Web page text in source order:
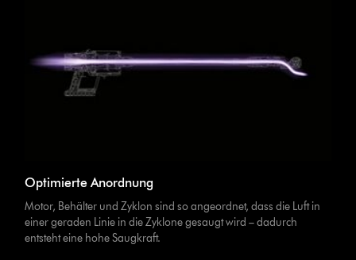
Optimierte Anordnung
Motor, Behälter und Zyklon sind so angeordnet, dass die Luft in
einer geraden Linie in die Zyklone gesaugt wird – dadurch
entsteht eine hohe Saugkraft.